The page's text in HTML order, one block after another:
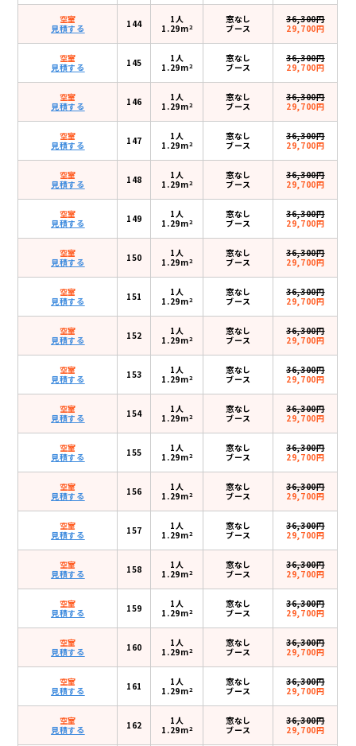
空室
見積する
144
1人
1.29m2
窓なし
ブース
36,300円
29,700円
空室
見積する
145
1人
1.29m2
窓なし
ブース
36,300円
29,700円
空室
見積する
146
1人
1.29m2
窓なし
ブース
36,300円
29,700円
空室
見積する
147
1人
1.29m2
窓なし
ブース
36,300円
29,700円
空室
見積する
148
1人
1.29m2
窓なし
ブース
36,300円
29,700円
空室
見積する
149
1人
1.29m2
窓なし
ブース
36,300円
29,700円
空室
見積する
150
1人
1.29m2
窓なし
ブース
36,300円
29,700円
空室
見積する
151
1人
1.29m2
窓なし
ブース
36,300円
29,700円
空室
見積する
152
1人
1.29m2
窓なし
ブース
36,300円
29,700円
空室
見積する
153
1人
1.29m2
窓なし
ブース
36,300円
29,700円
空室
見積する
154
1人
1.29m2
窓なし
ブース
36,300円
29,700円
空室
見積する
155
1人
1.29m2
窓なし
ブース
36,300円
29,700円
空室
見積する
156
1人
1.29m2
窓なし
ブース
36,300円
29,700円
空室
見積する
157
1人
1.29m2
窓なし
ブース
36,300円
29,700円
空室
見積する
158
1人
1.29m2
窓なし
ブース
36,300円
29,700円
空室
見積する
159
1人
1.29m2
窓なし
ブース
36,300円
29,700円
空室
見積する
160
1人
1.29m2
窓なし
ブース
36,300円
29,700円
空室
見積する
161
1人
1.29m2
窓なし
ブース
36,300円
29,700円
空室
見積する
162
1人
1.29m2
窓なし
ブース
36,300円
29,700円